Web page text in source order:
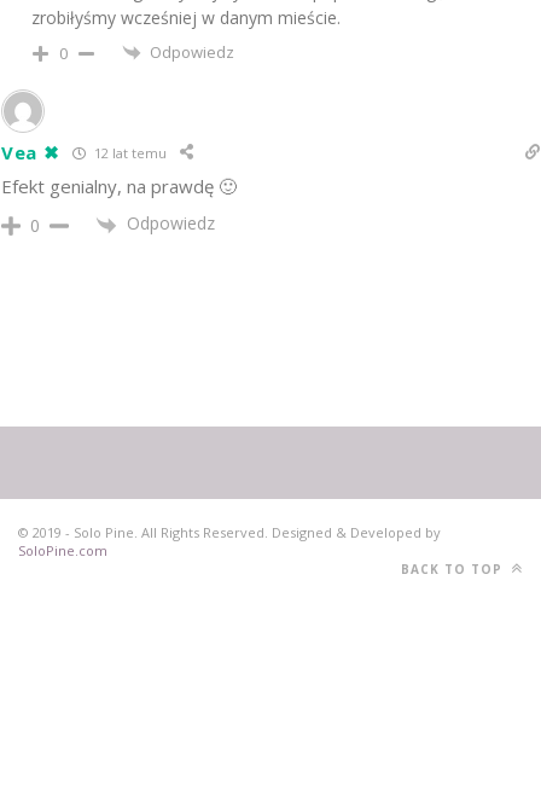
zrobiłyśmy wcześniej w danym mieście.
0 Odpowiedz
Vea ✖ 12 lat temu
Efekt genialny, na prawdę 🙂
0 Odpowiedz
© 2019 - Solo Pine. All Rights Reserved. Designed & Developed by
SoloPine.com
BACK TO TOP